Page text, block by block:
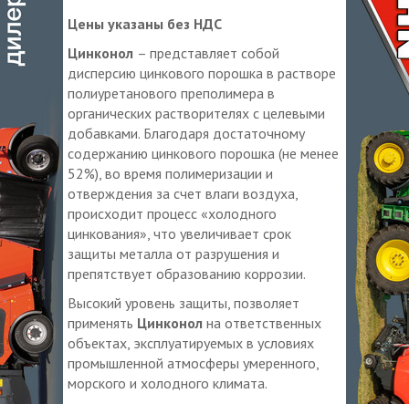
Цены указаны без НДС
Цинконол – представляет собой
дисперсию цинкового порошка в растворе
полиуретанового преполимера в
органических растворителях с целевыми
добавками. Благодаря достаточному
содержанию цинкового порошка (не менее
52%), во время полимеризации и
отверждения за счет влаги воздуха,
происходит процесс «холодного
цинкования», что увеличивает срок
защиты металла от разрушения и
препятствует образованию коррозии.
Высокий уровень защиты, позволяет
применять Цинконол на ответственных
объектах, эксплуатируемых в условиях
промышленной атмосферы умеренного,
морского и холодного климата.